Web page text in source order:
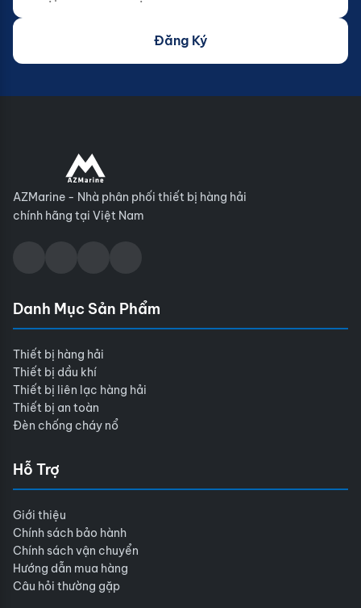
Đăng Ký
AZMarine - Nhà phân phối thiết bị hàng hải
chính hãng tại Việt Nam
Danh Mục Sản Phẩm
Thiết bị hàng hải
Thiết bị dầu khí
Thiết bị liên lạc hàng hải
Thiết bị an toàn
Đèn chống cháy nổ
Hỗ Trợ
Giới thiệu
Chính sách bảo hành
Chính sách vận chuyển
Hướng dẫn mua hàng
Câu hỏi thường gặp